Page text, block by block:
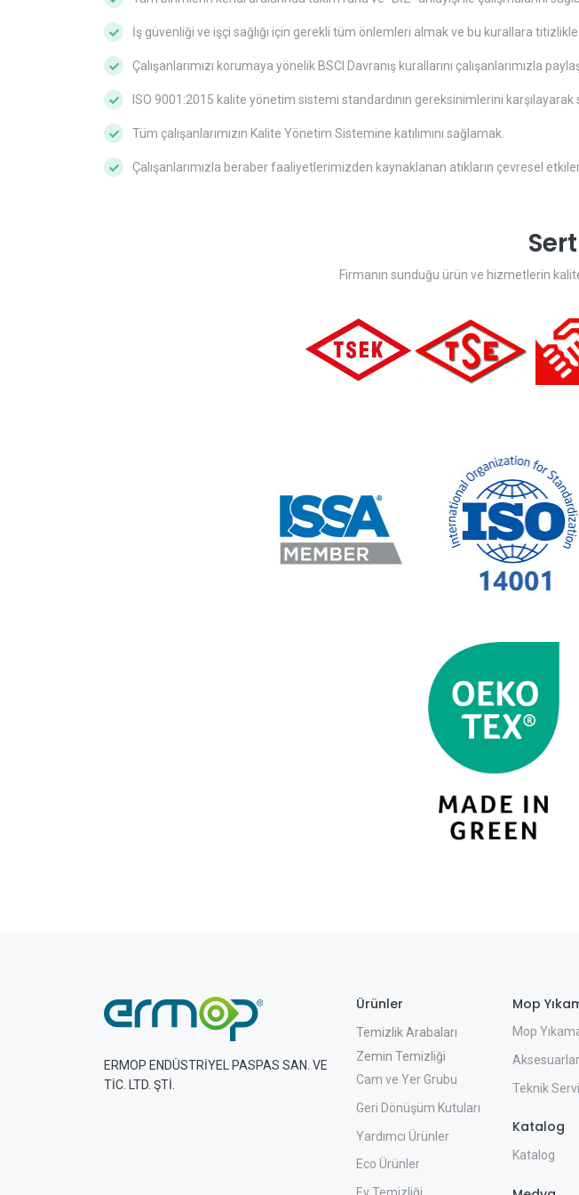
İş güvenliği ve işçi sağlığı için gerekli tüm önlemleri almak ve bu kurallara titizlikle
Çalışanlarımızı korumaya yönelik BSCI Davranış kurallarını çalışanlarımızla
ISO 9001:2015 kalite yönetim sistemi standardının gereksinimlerini
Tüm çalışanlarımızın Kalite Yönetim Sistemine katılımını sağlamak.
Çalışanlarımızla beraber faaliyetlerimizden kaynaklanan atıkların çevresel
Firmanın sunduğu ürün ve hizmetlerin
ERMOP ENDÜSTRİYEL PASPAS SAN. VE
TİC. LTD. ŞTİ.
Ürünler
Temizlik Arabaları
Zemin Temizliği
Cam ve Yer Grubu
Geri Dönüşüm Kutuları
Yardımcı Ürünler
Eco Ürünler
Mop
Mop
Aksesuarlar
Teknik
Katalog
Katalog